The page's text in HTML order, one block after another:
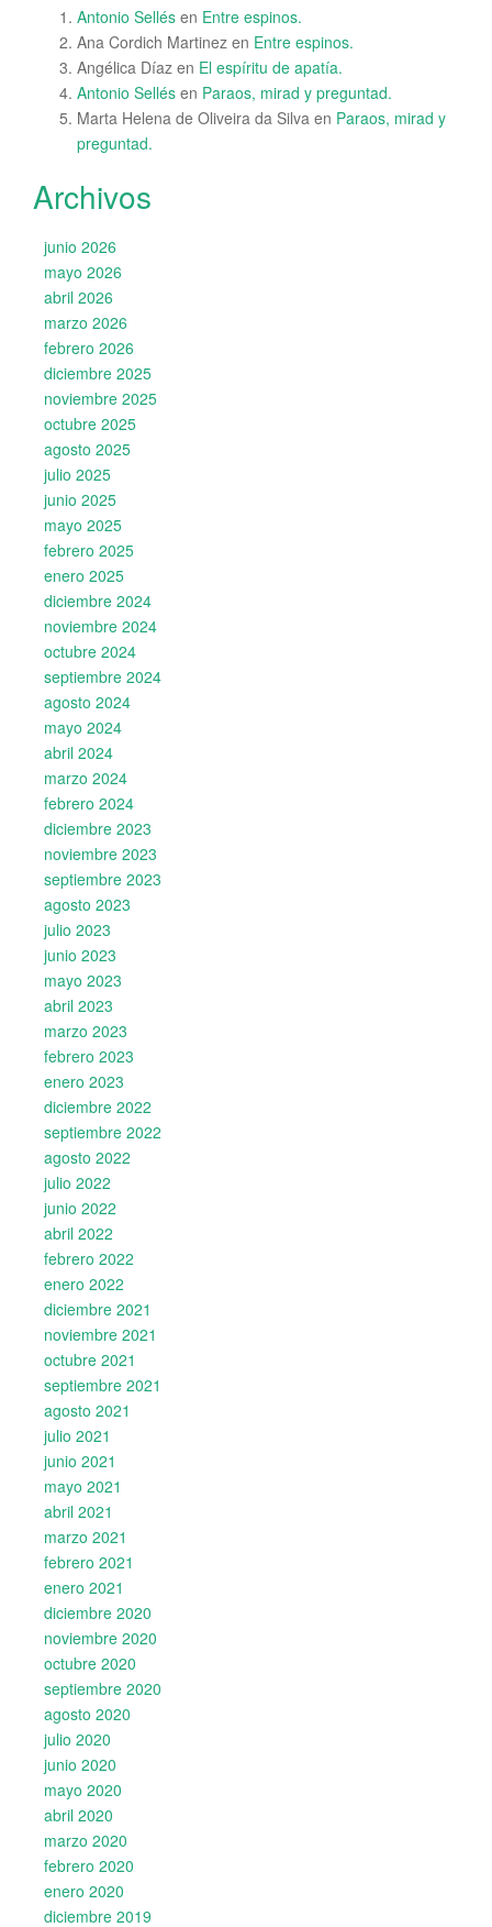
Antonio Sellés en Entre espinos.
Ana Cordich Martinez en Entre espinos.
Angélica Díaz en El espíritu de apatía.
Antonio Sellés en Paraos, mirad y preguntad.
Marta Helena de Oliveira da Silva en Paraos, mirad y
preguntad.
Archivos
junio 2026
mayo 2026
abril 2026
marzo 2026
febrero 2026
diciembre 2025
noviembre 2025
octubre 2025
agosto 2025
julio 2025
junio 2025
mayo 2025
febrero 2025
enero 2025
diciembre 2024
noviembre 2024
octubre 2024
septiembre 2024
agosto 2024
mayo 2024
abril 2024
marzo 2024
febrero 2024
diciembre 2023
noviembre 2023
septiembre 2023
agosto 2023
julio 2023
junio 2023
mayo 2023
abril 2023
marzo 2023
febrero 2023
enero 2023
diciembre 2022
septiembre 2022
agosto 2022
julio 2022
junio 2022
abril 2022
febrero 2022
enero 2022
diciembre 2021
noviembre 2021
octubre 2021
septiembre 2021
agosto 2021
julio 2021
junio 2021
mayo 2021
abril 2021
marzo 2021
febrero 2021
enero 2021
diciembre 2020
noviembre 2020
octubre 2020
septiembre 2020
agosto 2020
julio 2020
junio 2020
mayo 2020
abril 2020
marzo 2020
febrero 2020
enero 2020
diciembre 2019